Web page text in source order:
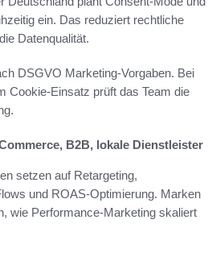
ein. Das reduziert rechtliche
Datenqualität.
DSGVO Marketing-Vorgaben. Bei
Cookie-Einsatz prüft das Team die
B2B, lokale Dienstleister
setzen auf Retargeting,
und ROAS-Optimierung. Marken
wie Performance-Marketing skaliert